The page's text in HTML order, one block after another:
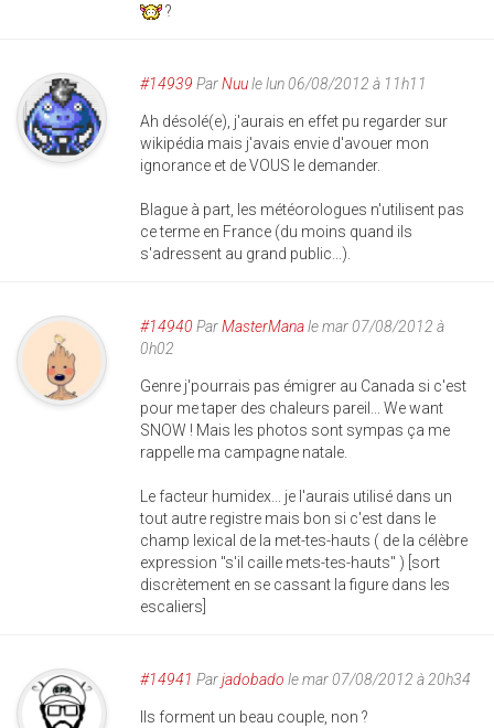
?
#14939 ParNuule lun 06/08/2012 à 11h11
Ah désolé(e), j'aurais en effet pu regarder sur
wikipédia mais j'avais envie d'avouer mon
ignorance et de VOUS le demander.
Blague à part, les météorologues n'utilisent pas
ce terme en France (du moins quand ils
s'adressent au grand public...).
#14940 ParMasterManale mar 07/08/2012 à
0h02
Genre j'pourrais pas émigrer au Canada si c'est
pour me taper des chaleurs pareil... We want
SNOW ! Mais les photos sont sympas ça me
rappelle ma campagne natale.
Le facteur humidex... je l'aurais utilisé dans un
tout autre registre mais bon si c'est dans le
champ lexical de la met-tes-hauts ( de la célèbre
expression "s'il caille mets-tes-hauts" ) [sort
discrètement en se cassant la figure dans les
escaliers]
#14941 Parjadobado le mar 07/08/2012 à 20h34
Ils forment un beau couple, non ?